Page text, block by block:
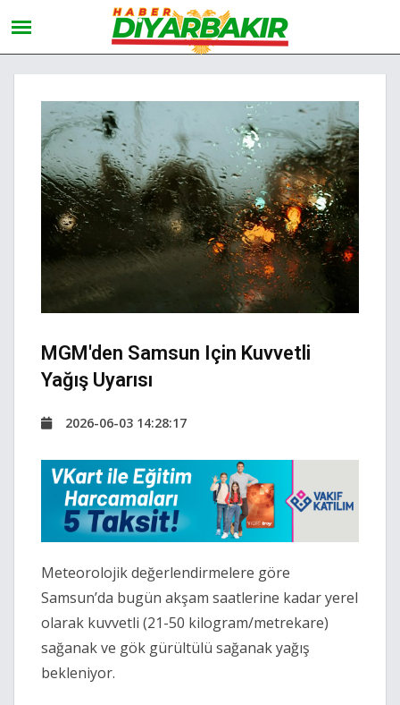
MGM'den Samsun Için Kuvvetli
Yağış Uyarısı
2026-06-03 14:28:17
Meteorolojik değerlendirmelere göre
Samsun’da bugün akşam saatlerine kadar yerel
olarak kuvvetli (21-50 kilogram/metrekare)
sağanak ve gök gürültülü sağanak yağış
bekleniyor.